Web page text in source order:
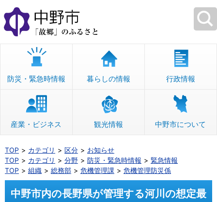
本
文
へ
移
防災・緊急時情報 暮らしの情報 行政情報
産業・ビジネス 観光情報 中野市について
TOP カテゴリ 区分
お知らせ
TOP
カテゴリ 分野 防災・緊急時情報
緊急情報
TOP
組織 総務部 危機管理課 危機管理防災係
中野市内の長野県が管理する河川の想定最